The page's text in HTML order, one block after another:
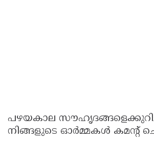
പഴയകാല
നിങ്ങളുടെ ഓർമ്മകൾ കമന്റ്